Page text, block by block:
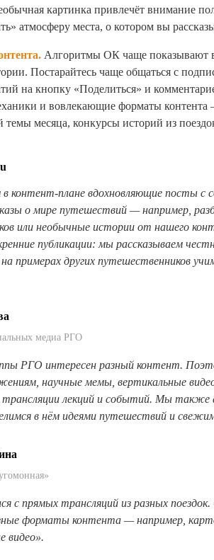
картинка привлечёт внимание
атмосферу места, о котором вы
Алгоритмы ОК чаще показывают
Постарайтесь чаще общаться с
на кнопку «Поделиться» и
и вовлекающие форматы
темы месяца, конкурсы историй из
в контент-плане вдохновляющие посты с
о мире путешествий —например,
или необычные истории от нашего
публикации: мы рассказываем
примерах других путешественников
медиа РГО
РГО интересен разный контент.
научные мемы, вертикальные
трансляции лекций и событий. Мы также
в нём идеями путешествий и
с прямых трансляций из разных
форматы контента —например,
видео».